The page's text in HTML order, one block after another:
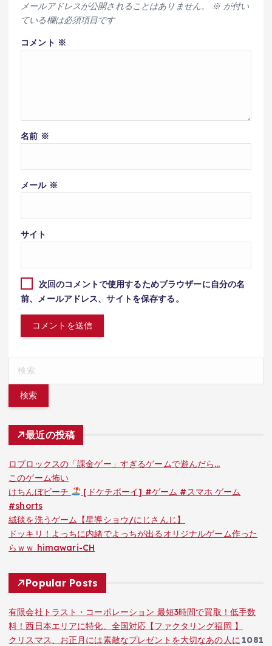
メールアドレスが公開されることはありません。 ※が付い
ている欄は必須項目です
コメント ※
名前 ※
メール ※
サイト
次回のコメントで使用するためブラウザーに自分の名
前、メールアドレス、サイトを保存する。
最近の投稿
ロブロックスの「課金ゲー」すぎるゲームで遊んだら…
このゲーム怖い
けちんぼビーチ
[ドケチボーイ] #ゲーム #スマホ ゲーム
#shorts
絨毯を洗うゲーム【星導ショウ/にじさんじ】
ドッキリ！よっちに内緒でよっちが出るオリジナルゲーム作った
らｗｗ himawari-CH
Popular Posts
有限会社トラスト・コーポレーション 最短3時間で買取！低手数
料！西日本エリアに特化、全国対応【ファクタリング福岡 】
1081
クリスマス、お正月には素敵なプレゼントを大切なあの人に